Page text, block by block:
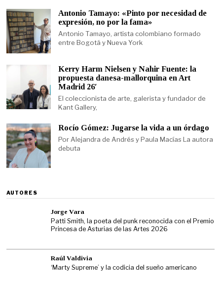
Antonio Tamayo: «Pinto por necesidad de
expresión, no por la fama»
Antonio Tamayo, artista colombiano formado
entre Bogotá y Nueva York
Kerry Harm Nielsen y Nahir Fuente: la
propuesta danesa-mallorquina en Art
Madrid 26′
El coleccionista de arte, galerista y fundador de
Kant Gallery,
Rocío Gómez: Jugarse la vida a un órdago
Por Alejandra de Andrés y Paula Macías La autora
debuta
AUTORES
Jorge Vara
Patti Smith, la poeta del punk reconocida con el Premio
Princesa de Asturias de las Artes 2026
Raúl Valdivia
‘Marty Supreme’ y la codicia del sueño americano